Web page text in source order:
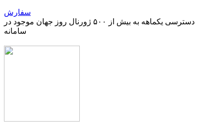
سفارش
دسترسی یکماهه به بیش از ۵۰۰ ژورنال روز جهان موجود در
سامانه